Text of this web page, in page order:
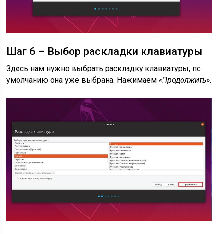
Шаг 6 – Выбор раскладки клавиатуры
Здесь нам нужно выбрать раскладку клавиатуры, по
умолчанию она уже выбрана. Нажимаем«Продолжить».